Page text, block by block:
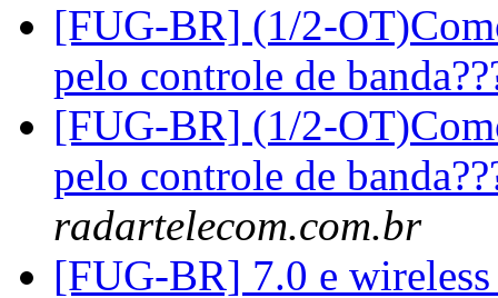
[FUG-BR] (1/2-
pelo controle de
[FUG-BR] (1/2-
pelo controle de
radartelecom.com.br
[FUG-BR] 7.0 e